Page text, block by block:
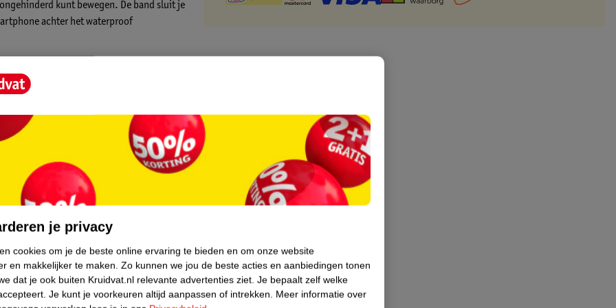
kunt bewegen. De band sluit je
achter het waterproof
genieten van je favoriete afspeellijst of
trainingsapp op je smartphone je route
15,8 x 7,8 cm of 6,7”. Naast de
je privacy
cookies om je de beste online ervaring te bieden en om onze website
en makkelijker te maken. Zo kunnen we jou de beste acties en aanbiedingen tonen
dat je ook buiten Kruidvat.nl relevante advertenties ziet. Je bepaalt zelf welke
Je kunt je voorkeuren altijd aanpassen of intrekken. Meer informatie over